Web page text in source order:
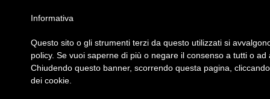
Insieme Per La Cultura
Informativa
Questo sito o gli strumenti terzi da questo utilizzati si
policy. Se vuoi saperne di più o negare il consenso a tutti o
Chiudendo questo banner, scorrendo questa pagina,
dei cookie.